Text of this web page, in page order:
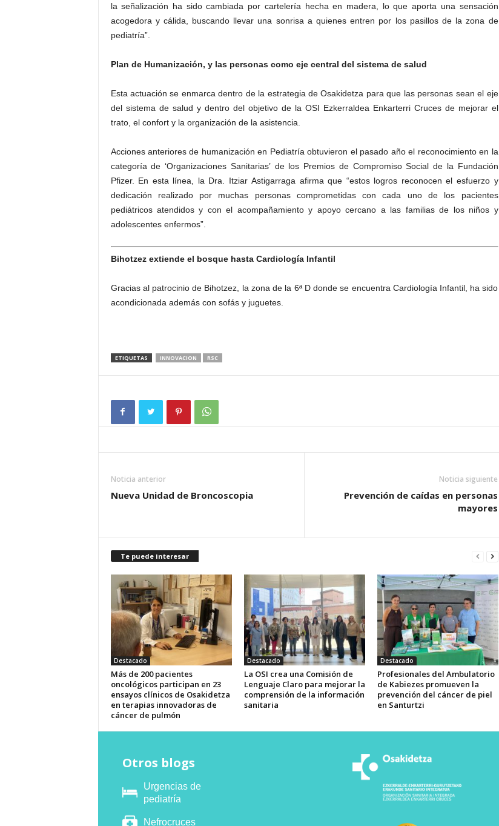
la señalización ha sido cambiada por cartelería hecha en madera, lo que aporta una sensación
acogedora y cálida, buscando llevar una sonrisa a quienes entren por los pasillos de la zona de
pediatría”.
Plan de Humanización, y las personas como eje central del sistema de salud
Esta actuación se enmarca dentro de la estrategia de Osakidetza para que las personas sean el eje
del sistema de salud y dentro del objetivo de la OSI Ezkerraldea Enkarterri Cruces de mejorar el
trato, el confort y la organización de la asistencia.
Acciones anteriores de humanización en Pediatría obtuvieron el pasado año el reconocimiento en la
categoría de ‘Organizaciones Sanitarias’ de los Premios de Compromiso Social de la Fundación
Pfizer. En esta línea, la Dra. Itziar Astigarraga afirma que “estos logros reconocen el esfuerzo y
dedicación realizado por muchas personas comprometidas con cada uno de los pacientes
pediátricos atendidos y con el acompañamiento y apoyo cercano a las familias de los niños y
adolescentes enfermos”.
Bihotzez extiende el bosque hasta Cardiología Infantil
Gracias al patrocinio de Bihotzez, la zona de la 6ª D donde se encuentra Cardiología Infantil, ha sido
acondicionada además con sofás y juguetes.
ETIQUETAS INNOVACION RSC
Noticia anterior
Nueva Unidad de Broncoscopia
Noticia siguiente
Prevención de caídas en personas
mayores
Te puede interesar
Destacado
Más de 200 pacientes
oncológicos participan en 23
ensayos clínicos de Osakidetza
en terapias innovadoras de
cáncer de pulmón
Destacado
La OSI crea una Comisión de
Lenguaje Claro para mejorar la
comprensión de la información
sanitaria
Destacado
Profesionales del Ambulatorio
de Kabiezes promueven la
prevención del cáncer de piel
en Santurtzi
Otros blogs
Urgencias de
pediatría
Nefrocruces